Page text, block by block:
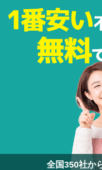
全国350社か